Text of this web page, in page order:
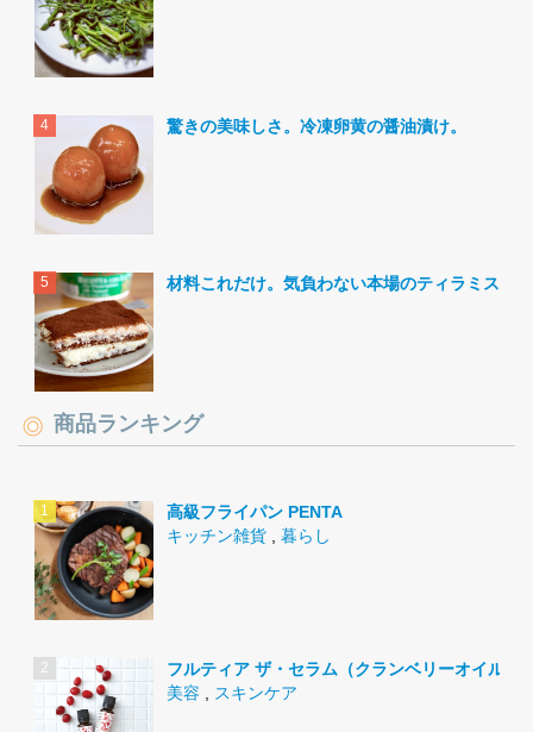
驚きの美味しさ。冷凍卵黄の醤油漬け。
材料これだけ。気負わない本場のティラミス。
商品ランキング
高級フライパン PENTA
キッチン雑貨
暮らし
フルティア ザ・セラム（クランベリーオイル）
美容
スキンケア